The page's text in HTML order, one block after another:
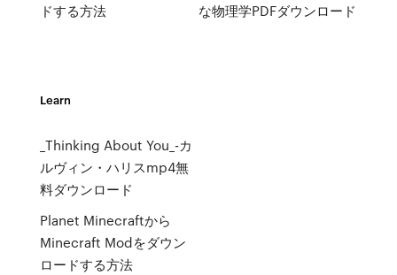
ドする方法
な物理学PDFダウンロード
Learn
_Thinking About You_-カ
ルヴィン・ハリスmp4無
料ダウンロード
Planet Minecraftから
Minecraft Modをダウン
ロードする方法